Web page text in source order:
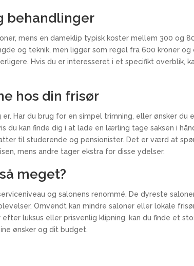
behandlinger
mens en dameklip typisk koster mellem 300 og
og teknik, men ligger som regel fra 600 kroner og
Hvis du er interesseret i et specifikt overblik,
hos din frisør
Har du brug for en simpel trimning, eller ønsker du
du kan finde dig i at lade en lærling tage saksen i
til studerende og pensionister. Det er værd at
mens andre tager ekstra for disse ydelser.
meget?
og salonens renommé. De dyreste
Omvendt kan mindre saloner eller lokale
luksus eller prisvenlig klipning, kan du finde et
ønsker og dit budget.